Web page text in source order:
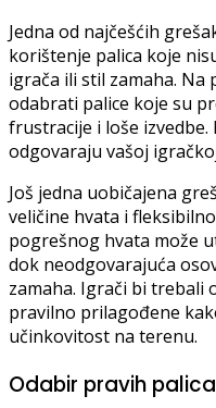
Jedna od najčešćih
korištenje palica koje
igrača ili stil zamaha.
odabrati palice koje su
frustracije i loše
odgovaraju vašoj
Još jedna uobičajena
veličine hvata i
pogrešnog hvata može
dok neodgovarajuća
zamaha. Igrači bi trebali
pravilno prilagođene
učinkovitost na terenu.
Odabir pravih palica